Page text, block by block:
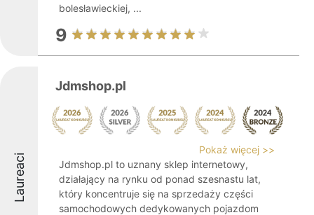
bolesławieckiej, ...
9
Laureaci
Jdmshop.pl
Pokaż więcej >>
Jdmshop.pl to uznany sklep internetowy,
działający na rynku od ponad szesnastu lat,
który koncentruje się na sprzedaży części
samochodowych dedykowanych pojazdom